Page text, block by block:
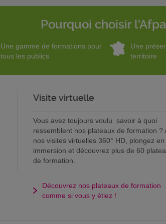
Pourquoi choisir
Une gamme de formations pour
tous les publics
Une
territoire
Visite virtuelle
Vous avez toujours voulu savoir à quoi
ressemblent nos plateaux de formation ?
nos visites virtuelles 360° HD, plongez en
immersion et découvrez plus de 60
de formation.
Découvrez nos plateaux de formation
comme si vous y étiez !